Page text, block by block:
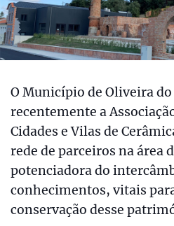
O Município de Oliveira
recentemente a
Cidades e Vilas de
rede de parceiros na área
potenciadora do
conhecimentos, vitais
conservação desse